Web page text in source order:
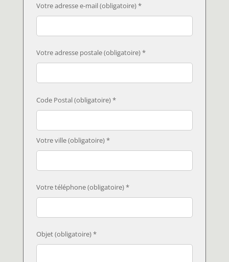
Votre adresse e-mail (obligatoire) *
Votre adresse postale (obligatoire) *
Code Postal (obligatoire) *
Votre ville (obligatoire) *
Votre téléphone (obligatoire) *
Objet (obligatoire) *